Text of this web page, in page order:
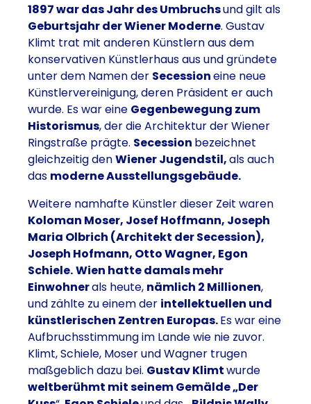
1897 war das Jahr des Umbruchsund gilt als
Geburtsjahr der Wiener Moderne. Gustav
Klimt trat mit anderen Künstlern aus dem
konservativen Künstlerhaus aus und gründete
unter dem Namen der Secessioneine neue
Künstlervereinigung, deren Präsident er auch
wurde. Es war eine Gegenbewegung zum
Historismus, der die Architektur der Wiener
Ringstraße prägte. Secession bezeichnet
gleichzeitig denWiener Jugendstil,als auch
das moderne Ausstellungsgebäude.
Weitere namhafte Künstler dieser Zeit waren
Koloman Moser, Josef Hoffmann, Joseph
Maria Olbrich (Architekt der Secession),
Joseph Hofmann, Otto Wagner, Egon
Schiele.Wien hatte damals mehr
Einwohnerals heute, nämlich 2 Millionen,
und zählte zu einem der intellektuellen und
künstlerischen Zentren Europas.Es war eine
Aufbruchsstimmung im Lande wie nie zuvor.
Klimt, Schiele, Moser und Wagner trugen
maßgeblich dazu bei. Gustav Klimtwurde
weltberühmt mit seinem Gemälde „Der